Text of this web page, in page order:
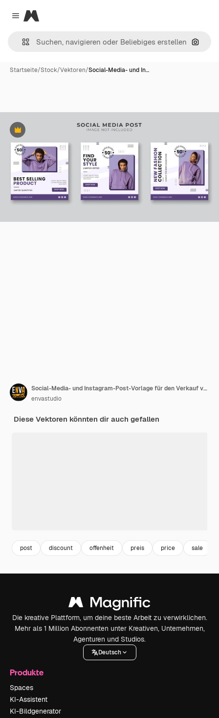
Close menu
Magnific
Nach
Startseite/Stock/Vektoren/Social-Media- und In…
Premium
Social-Media- und Instagram-Post-Vorlage für den Verkauf von Herrenmode
envastudio
Diese Vektoren könnten dir auch gefallen
post discount offenheit preis price sale
Die kreative Plattform, um deine beste Arbeit zu verwirklichen.
Mehr als 1 Million Abonnenten unter Kreativen, Unternehmen,
Agenturen und Studios.
Deutsch
Produkte
Spaces
KI-Assistent
KI-Bildgenerator